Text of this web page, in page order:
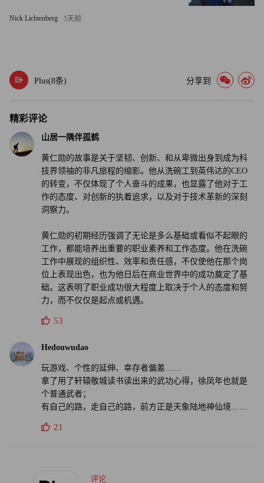
虽然英伟达无疑一直在开发推动人工智能革命的技术，但直
三大的公司。但也有一些持怀疑态度的人认为，英伟达估值
Management）表示，英伟达虚报收益，正在形成“比20世纪
不过，即使英伟达取得了如此大的成功，黄仁勋也一直在反
思自己的卑微的出身。他努力维持公司的扁平化结构，并在
力所能及的范围内伸出援手。他指出（与传统的商业智慧相
反），首席执行官应该拥有公司里最多的直接下属：他有50
黄仁勋说：“我从不自视清高。我曾经是一名洗碗工，还打
扫过洗手间，而且打扫过的洗手间数目比你们所有人加起来
都多。有些情形糟糕到过目难忘。”（财富中文网）
Nick Lichtenberg 5天前
Plus(8条) 分享到
精彩评论
山居一隅伴孤鹤
黄仁勋的故事是关于坚韧、创新、和从卑微出身到成为科
技界领袖的非凡旅程的缩影。他从洗碗工到英伟达的CEO
的转变，不仅体现了个人奋斗的成果，也显露了他对于工
作的态度、对创新的执着追求，以及对于技术革新的深刻
洞察力。
黄仁勋的初期经历强调了无论是多么基础或看似不起眼的
工作，都能培养出重要的职业素养和工作态度。他在洗碗
工作中展现的组织性、效率和责任感，不仅使他在那个岗
位上表现出色，也为他日后在商业世界中的成功奠定了基
础。这表明了职业成功很大程度上取决于个人的态度和努
力，而不仅仅是起点或机遇。
53
Hedouwudao
玩游戏、个性的延伸、幸存者偏差……
拿了用了轩辕敬城读书读出来的武功心得，徐凤年也就是
个普通武者；
有自己的路，走自己的路，前方正是天象陆地神仙境……
21
评论